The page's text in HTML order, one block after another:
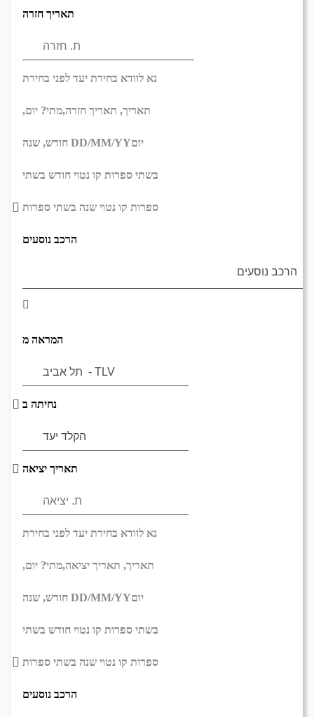
תאריך חזרה
נא לוודא בחירת יעד לפני בחירת
תאריך, תאריך חזרה,מתי? יום,
DD/MM/YYיום
בשתי ספרות קו נטוי חודש בשתי
ספרות קו נטוי שנה בשתי ספרות
הרכב נוסעים
המראה מ
נחיתה ב
תאריך יציאה
נא לוודא בחירת יעד לפני בחירת
תאריך, תאריך יציאה,מתי? יום,
DD/MM/YYיום
בשתי ספרות קו נטוי חודש בשתי
ספרות קו נטוי שנה בשתי ספרות
הרכב נוסעים